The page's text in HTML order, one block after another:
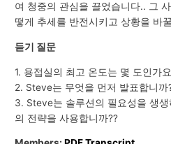
여 청중의 관심을 끌었습니다.. 그
떻게 추세를 반전시키고 상황을 바
듣기 질문
1. 용접실의 최고 온도는 몇 도인가
2. Steve는 무엇을 먼저 발표합니까
3. Steve는 솔루션의 필요성을 생
의 전략을 사용합니까??